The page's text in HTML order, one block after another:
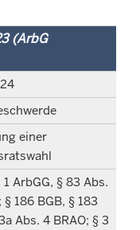
(ArbG
einer
1 ArbGG, § 83 Abs.
§ 186 BGB, § 183
Abs. 4 BRAO; § 3